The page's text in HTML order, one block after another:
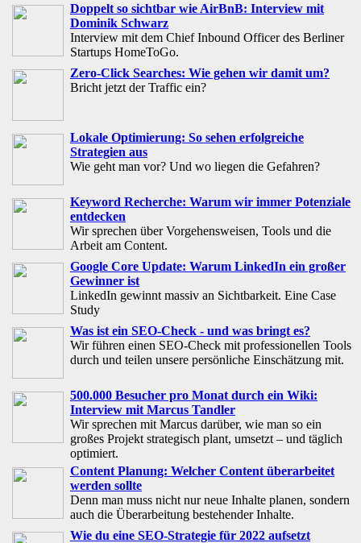
Doppelt so sichtbar wie AirBnB: Interview mit
Dominik Schwarz
Interview mit dem Chief Inbound Officer des Berliner
Startups HomeToGo.
Zero-Click Searches: Wie gehen wir damit um?
Bricht jetzt der Traffic ein?
Lokale Optimierung: So sehen erfolgreiche
Strategien aus
Wie geht man vor? Und wo liegen die Gefahren?
Keyword Recherche: Warum wir immer Potenziale
entdecken
Wir sprechen über Vorgehensweisen, Tools und die
Arbeit am Content.
Google Core Update: Warum LinkedIn ein großer
Gewinner ist
LinkedIn gewinnt massiv an Sichtbarkeit. Eine Case
Study
Was ist ein SEO-Check - und was bringt es?
Wir führen einen SEO-Check mit professionellen Tools
durch und teilen unsere persönliche Einschätzung mit.
500.000 Besucher pro Monat durch ein Wiki:
Interview mit Marcus Tandler
Wir sprechen mit Marcus darüber, wie man so ein
großes Projekt strategisch plant, umsetzt – und täglich
optimiert.
Content Planung: Welcher Content überarbeitet
werden sollte
Denn man muss nicht nur neue Inhalte planen, sondern
auch die Überarbeitung bestehender Inhalte.
Wie du eine SEO-Strategie für 2022 aufsetzt